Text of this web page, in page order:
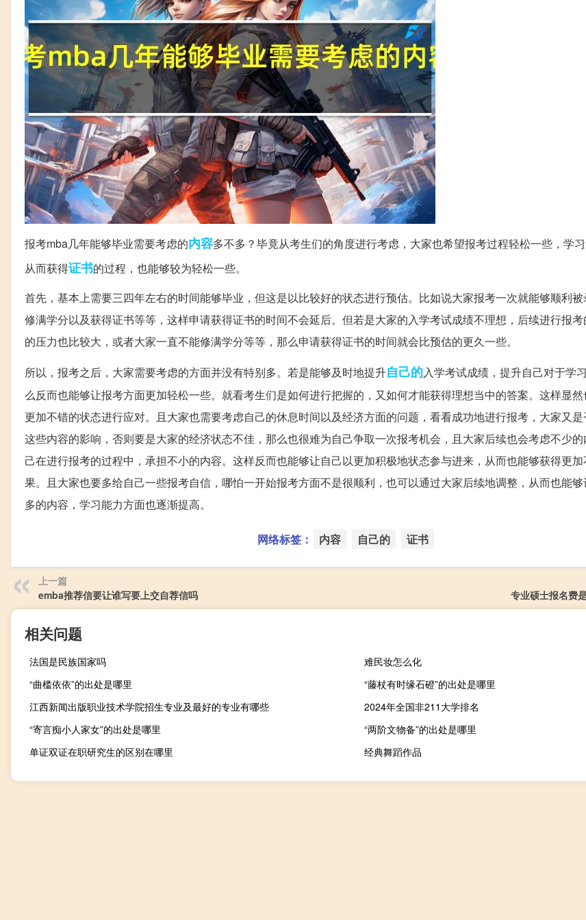
报考mba几年能够毕业需要考虑的内容多不多？毕竟从考生们的角度进行考虑，大家也希望报考过程轻松一些，学习
从而获得证书的过程，也能够较为轻松一些。
首先，基本上需要三四年左右的时间能够毕业，但这是以比较好的状态进行预估。比如说大家报考一次就能够顺利
修满学分以及获得证书等等，这样申请获得证书的时间不会延后。但若是大家的入学考试成绩不理想，后续进行报
的压力也比较大，或者大家一直不能修满学分等等，那么申请获得证书的时间就会比预估的更久一些。
所以，报考之后，大家需要考虑的方面并没有特别多。若是能够及时地提升自己的入学考试成绩，提升自己对于学
么反而也能够让报考方面更加轻松一些。就看考生们是如何进行把握的，又如何才能获得理想当中的答案。这样显
更加不错的状态进行应对。且大家也需要考虑自己的休息时间以及经济方面的问题，看看成功地进行报考，大家又
这些内容的影响，否则要是大家的经济状态不佳，那么也很难为自己争取一次报考机会，且大家后续也会考虑不少
己在进行报考的过程中，承担不小的内容。这样反而也能够让自己以更加积极地状态参与进来，从而也能够获得更
果。且大家也要多给自己一些报考自信，哪怕一开始报考方面不是很顺利，也可以通过大家后续地调整，从而也能
多的内容，学习能力方面也逐渐提高。
网络标签： 内容 自己的 证书
上一篇
emba推荐信要让谁写要上交自荐信吗
专业硕士报名费
相关问题
法国是民族国家吗
难民妆怎么化
“曲槛依依”的出处是哪里
“藤杖有时缘石磴”的出处是哪里
江西新闻出版职业技术学院招生专业及最好的专业有哪些
2024年全国非211大学排名
“寄言痴小人家女”的出处是哪里
“两阶文物备”的出处是哪里
单证双证在职研究生的区别在哪里
经典舞蹈作品